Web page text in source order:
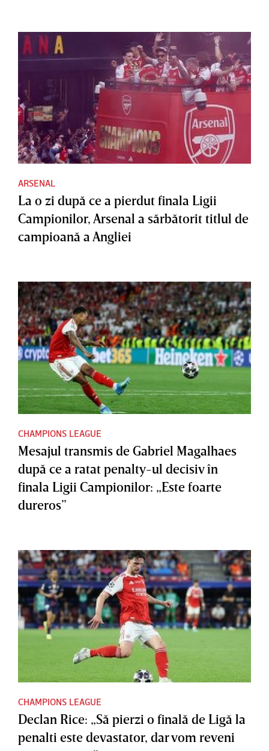
ARSENAL
La o zi după ce a pierdut finala Ligii
Campionilor, Arsenal a sărbătorit titlul de
campioană a Angliei
CHAMPIONS LEAGUE
Mesajul transmis de Gabriel Magalhaes
după ce a ratat penalty-ul decisiv în
finala Ligii Campionilor: „Este foarte
dureros”
CHAMPIONS LEAGUE
Declan Rice: „Să pierzi o finală de Ligă la
penalti este devastator, dar vom reveni